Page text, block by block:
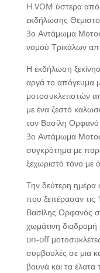
H VOM ύστερα
εκδήλωσης
3ο Αντάμωμα
νομού Τρικάλων
Η εκδήλωση
αργά το απόγευμα
μοτοσυκλετιστών
με ένα ζεστό
τον Βασίλη
3ο Αντάμωμα
συγκρότημα με
ξεχωριστό τόνο
Την δεύτερη ημέρα
που ξεπέρασαν
Βασίλης Ορφανός
χωμάτινη διαδρομή
on-off
συμβουλές σε μια
βουνά και τα έλατα